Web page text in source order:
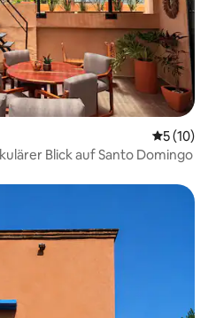
5 (10)
Blick auf Santo Domingo